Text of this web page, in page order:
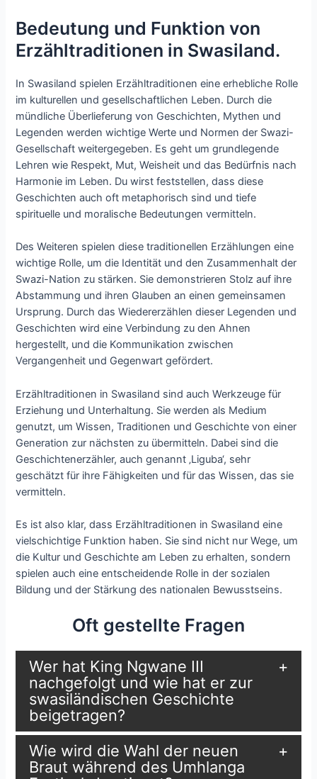
Bedeutung und Funktion von
Erzähltraditionen in Swasiland.
In Swasiland spielen Erzähltraditionen eine erhebliche Rolle
im kulturellen und gesellschaftlichen Leben. Durch die
mündliche Überlieferung von Geschichten, Mythen und
Legenden werden wichtige Werte und Normen der Swazi-
Gesellschaft weitergegeben. Es geht um grundlegende
Lehren wie Respekt, Mut, Weisheit und das Bedürfnis nach
Harmonie im Leben. Du wirst feststellen, dass diese
Geschichten auch oft metaphorisch sind und tiefe
spirituelle und moralische Bedeutungen vermitteln.
Des Weiteren spielen diese traditionellen Erzählungen eine
wichtige Rolle, um die Identität und den Zusammenhalt der
Swazi-Nation zu stärken. Sie demonstrieren Stolz auf ihre
Abstammung und ihren Glauben an einen gemeinsamen
Ursprung. Durch das Wiedererzählen dieser Legenden und
Geschichten wird eine Verbindung zu den Ahnen
hergestellt, und die Kommunikation zwischen
Vergangenheit und Gegenwart gefördert.
Erzähltraditionen in Swasiland sind auch Werkzeuge für
Erziehung und Unterhaltung. Sie werden als Medium
genutzt, um Wissen, Traditionen und Geschichte von einer
Generation zur nächsten zu übermitteln. Dabei sind die
Geschichtenerzähler, auch genannt ‚Liguba‘, sehr
geschätzt für ihre Fähigkeiten und für das Wissen, das sie
vermitteln.
Es ist also klar, dass Erzähltraditionen in Swasiland eine
vielschichtige Funktion haben. Sie sind nicht nur Wege, um
die Kultur und Geschichte am Leben zu erhalten, sondern
spielen auch eine entscheidende Rolle in der sozialen
Bildung und der Stärkung des nationalen Bewusstseins.
Oft gestellte Fragen
Wer hat King Ngwane III
nachgefolgt und wie hat er zur
swasiländischen Geschichte
beigetragen?
Wie wird die Wahl der neuen
Braut während des Umhlanga